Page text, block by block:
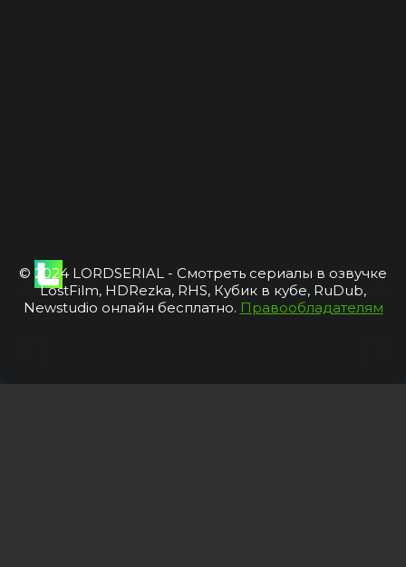
© 2024 LORDSERIAL - Смотреть сериалы в озвучке
LostFilm, HDRezka, RHS, Кубик в кубе, RuDub,
Newstudio онлайн бесплатно. Правообладателям